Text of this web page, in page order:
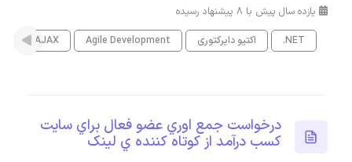
یازده سال پیش با 8 پیشنهاد رسیده
.NET
اکتیو دایرکتوری Agile Development
AJAX
درخواست جمع اوري عضو فعال براي سايت
کسب درآمد از کوتاه کننده ي لينک